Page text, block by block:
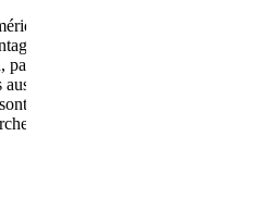
et les caméras intra-orales
et permettent de simplifier la
et laboratoire.
le virage de l’innovation et du
à votre écoute pour vous
et vous épauler au quotidien.